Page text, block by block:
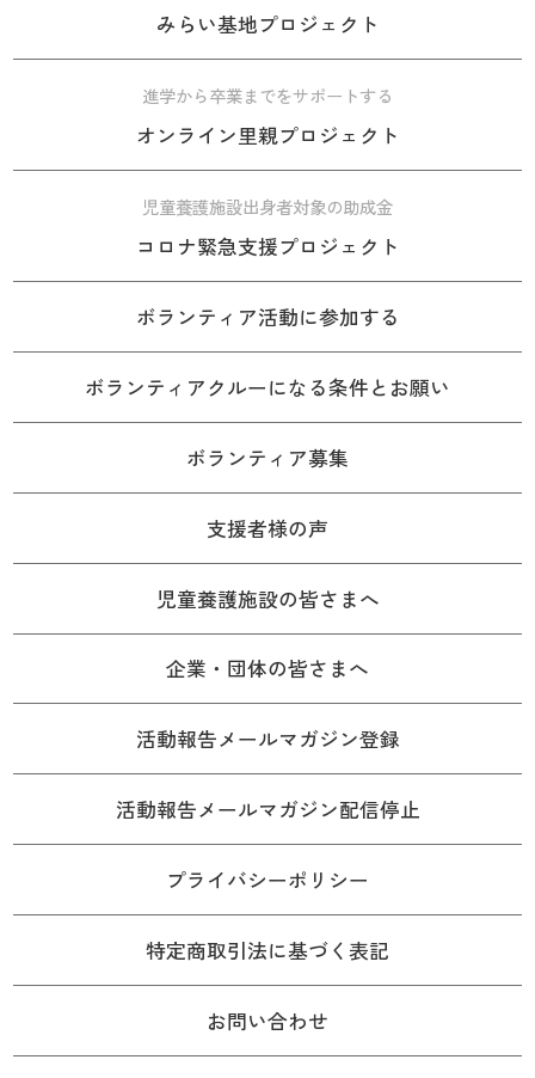
みらい基地プロジェクト
進学から卒業までをサポートする
オンライン里親プロジェクト
児童養護施設出身者対象の助成金
コロナ緊急支援プロジェクト
ボランティア活動に参加する
ボランティアクルーになる条件とお願い
ボランティア募集
支援者様の声
児童養護施設の皆さまへ
企業・団体の皆さまへ
活動報告メールマガジン登録
活動報告メールマガジン配信停止
プライバシーポリシー
特定商取引法に基づく表記
お問い合わせ